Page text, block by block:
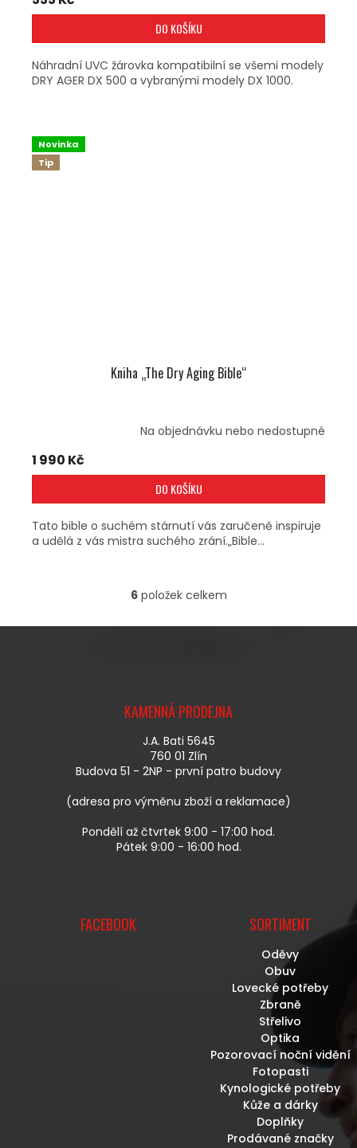
DO KOŠÍKU
Náhradní UVC žárovka kompatibilní se všemi modely
DRY AGER DX 500 a vybranými modely DX 1000.
Novinka
Tip
Kniha „The Dry Aging Bible“
Na objednávku nebo nedostupné
1 990 Kč
DO KOŠÍKU
Tato bible o suchém stárnutí vás zaručeně inspiruje
a udělá z vás mistra suchého zrání.„Bible...
O
L
Í
P
R
V
K
V
P
I
6položek celkem
KAMENNÁ PRODEJNA
J.A. Bati 5645
760 01 Zlín
Budova 51 - 2NP - první patro budovy
(adresa pro výměnu zboží a reklamace)
Pondělí až čtvrtek 9:00 - 17:00 hod.
Pátek 9:00 - 16:00 hod.
FACEBOOK SORTIMENT
Oděvy
Obuv
Lovecké potřeby
Zbraně
Střelivo
Optika
Pozorovací noční vidění
Fotopasti
Kynologické potřeby
Kůže a dárky
Doplňky
Prodávané značky